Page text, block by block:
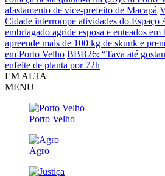
afastamento de vice-prefeito de Macapá
Cidade interrompe atividades do Espaço
embriagado agride esposa e enteados
apreende mais de 100 kg de skunk e
em Porto Velho BBB26: “Tava até
enfeite de planta por 72h
EM ALTA
MENU
Porto Velho
Agro